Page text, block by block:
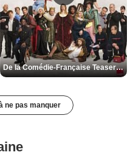
De la Comédie-Française Teaser VF
ne pas manquer